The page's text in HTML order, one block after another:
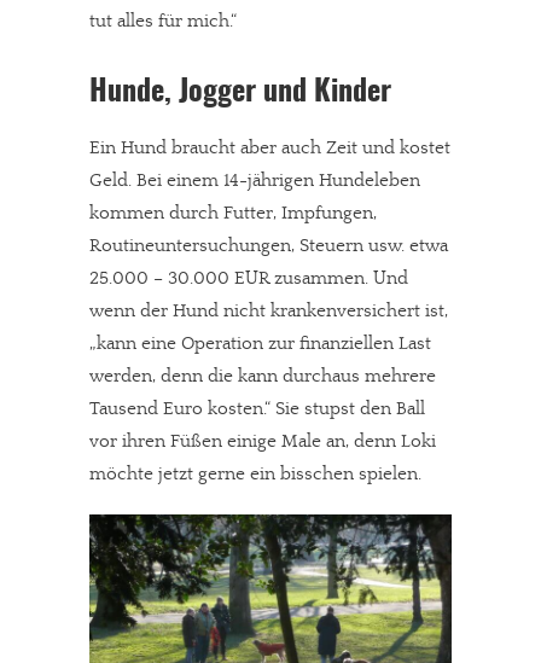
tut alles für mich.“
Hunde, Jogger und Kinder
Ein Hund braucht aber auch Zeit und kostet
Geld. Bei einem 14-jährigen Hundeleben
kommen durch Futter, Impfungen,
Routineuntersuchungen, Steuern usw. etwa
25.000 – 30.000 EUR zusammen. Und
wenn der Hund nicht krankenversichert ist,
„kann eine Operation zur finanziellen Last
werden, denn die kann durchaus mehrere
Tausend Euro kosten.“ Sie stupst den Ball
vor ihren Füßen einige Male an, denn Loki
möchte jetzt gerne ein bisschen spielen.